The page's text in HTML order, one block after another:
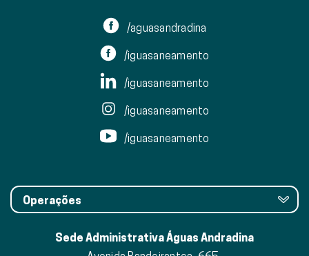
/aguasandradina
/iguasaneamento
/iguasaneamento
/iguasaneamento
/iguasaneamento
Operações
Sede Administrativa Águas Andradina